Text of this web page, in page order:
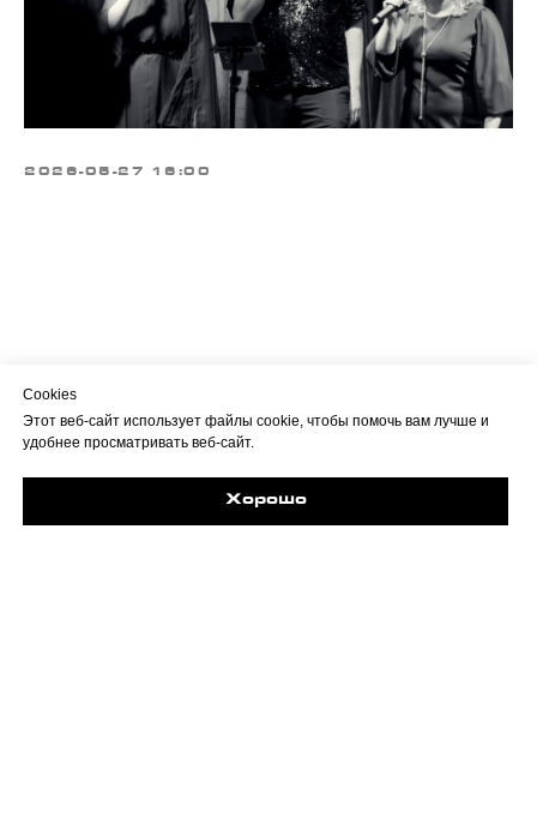
Задайте свой вопрос в Max
2026-05-27 16:00
Cookies
Этот веб-сайт использует файлы cookie, чтобы помочь вам лучше и
удобнее просматривать веб-сайт.
Хорошо